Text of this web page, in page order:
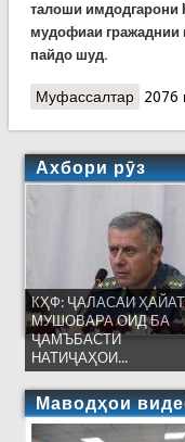
талоши имдодгарони
мудофиаи гражаднии
пайдо шуд.
Муфассалтаро2076
Ахбори рӯз
КҲФ: ҶАЛАСАИ
МУШОВАРА ОИД БА
ҶАМЪБАСТИ
НАТИҶАҲОИ...
Маводҳои